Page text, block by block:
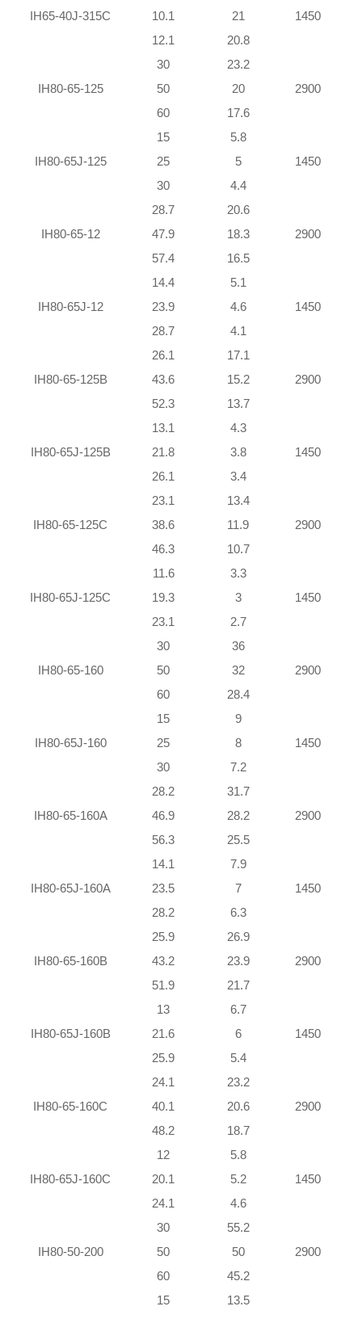
IH65-40J-315C
10.1
12.1
21
20.8
1450
IH80-65-125
30
50
60
23.2
20
17.6
2900
IH80-65J-125
15
25
30
5.8
5
4.4
1450
IH80-65-12
28.7
47.9
57.4
20.6
18.3
16.5
2900
IH80-65J-12
14.4
23.9
28.7
5.1
4.6
4.1
1450
IH80-65-125B
26.1
43.6
52.3
17.1
15.2
13.7
2900
IH80-65J-125B
13.1
21.8
26.1
4.3
3.8
3.4
1450
IH80-65-125C
23.1
38.6
46.3
13.4
11.9
10.7
2900
IH80-65J-125C
11.6
19.3
23.1
3.3
3
2.7
1450
IH80-65-160
30
50
60
36
32
28.4
2900
IH80-65J-160
15
25
30
9
8
7.2
1450
IH80-65-160A
28.2
46.9
56.3
31.7
28.2
25.5
2900
IH80-65J-160A
14.1
23.5
28.2
7.9
7
6.3
1450
IH80-65-160B
25.9
43.2
51.9
26.9
23.9
21.7
2900
IH80-65J-160B
13
21.6
25.9
6.7
6
5.4
1450
IH80-65-160C
24.1
40.1
48.2
23.2
20.6
18.7
2900
IH80-65J-160C
12
20.1
24.1
5.8
5.2
4.6
1450
IH80-50-200
30
50
60
55.2
50
45.2
2900
15
13.5